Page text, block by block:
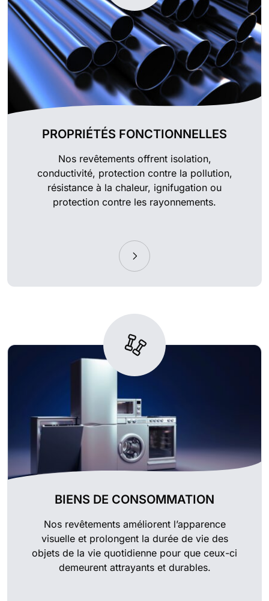
PROPRIÉTÉS FONCTIONNELLES
Nos revêtements offrent isolation,
conductivité, protection contre la pollution,
résistance à la chaleur, ignifugation ou
protection contre les rayonnements.
BIENS DE CONSOMMATION
Nos revêtements améliorent l’apparence
visuelle et prolongent la durée de vie des
objets de la vie quotidienne pour que ceux-ci
demeurent attrayants et durables.